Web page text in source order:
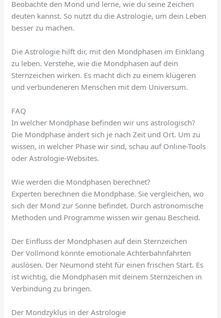
Beobachte den Mond und lerne, wie du seine Zeichen
deuten kannst. So nutzt du die Astrologie, um dein Leben
besser zu machen.
Die Astrologie hilft dir, mit den Mondphasen im Einklang
zu leben. Verstehe, wie die Mondphasen auf dein
Sternzeichen wirken. Es macht dich zu einem klügeren
und verbundeneren Menschen mit dem Universum.
FAQ
In welcher Mondphase befinden wir uns astrologisch?
Die Mondphase ändert sich je nach Zeit und Ort. Um zu
wissen, in welcher Phase wir sind, schau auf Online-Tools
oder Astrologie-Websites.
Wie werden die Mondphasen berechnet?
Experten berechnen die Mondphase. Sie vergleichen, wo
sich der Mond zur Sonne befindet. Durch astronomische
Methoden und Programme wissen wir genau Bescheid.
Der Einfluss der Mondphasen auf dein Sternzeichen
Der Vollmond könnte emotionale Achterbahnfahrten
auslösen. Der Neumond steht für einen frischen Start. Es
ist wichtig, die Mondphasen mit deinem Sternzeichen in
Verbindung zu bringen.
Der Mondzyklus in der Astrologie